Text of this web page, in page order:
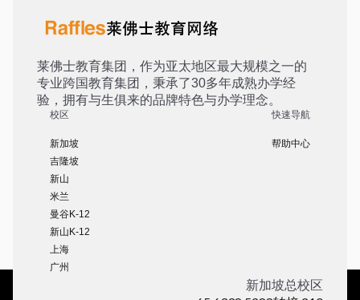
莱佛士教育集团，作为亚太地区最大规模之一的
专业跨国教育集团，秉承了30多年成熟办学经
验，拥有与生俱来的品牌特色与办学理念。
校区
新加坡
吉隆坡
新山
米兰
曼谷K-12
新山K-12
上海
广州
快速导航
帮助中心
新加坡总校区